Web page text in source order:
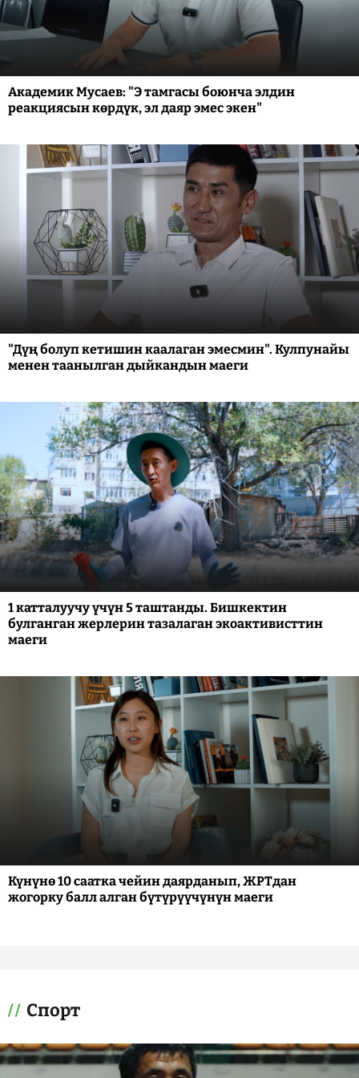
Академик Мусаев: "Э тамгасы боюнча элдин
реакциясын көрдүк, эл даяр эмес экен"
"Дүң болуп кетишин каалаган эмесмин". Кулпунайы
менен таанылган дыйкандын маеги
1 катталуучу үчүн 5 таштанды. Бишкектин
булганган жерлерин тазалаган экоактивисттин
маеги
Күнүнө 10 саатка чейин даярданып, ЖРТдан
жогорку балл алган бүтүрүүчүнүн маеги
Спорт